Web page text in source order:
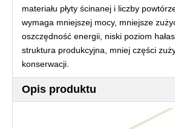
materiału płyty ścinanej i liczby
wymaga mniejszej mocy, mniejsze
oszczędność energii, niski poziom
struktura produkcyjna, mniej części
konserwacji.
Opis produktu